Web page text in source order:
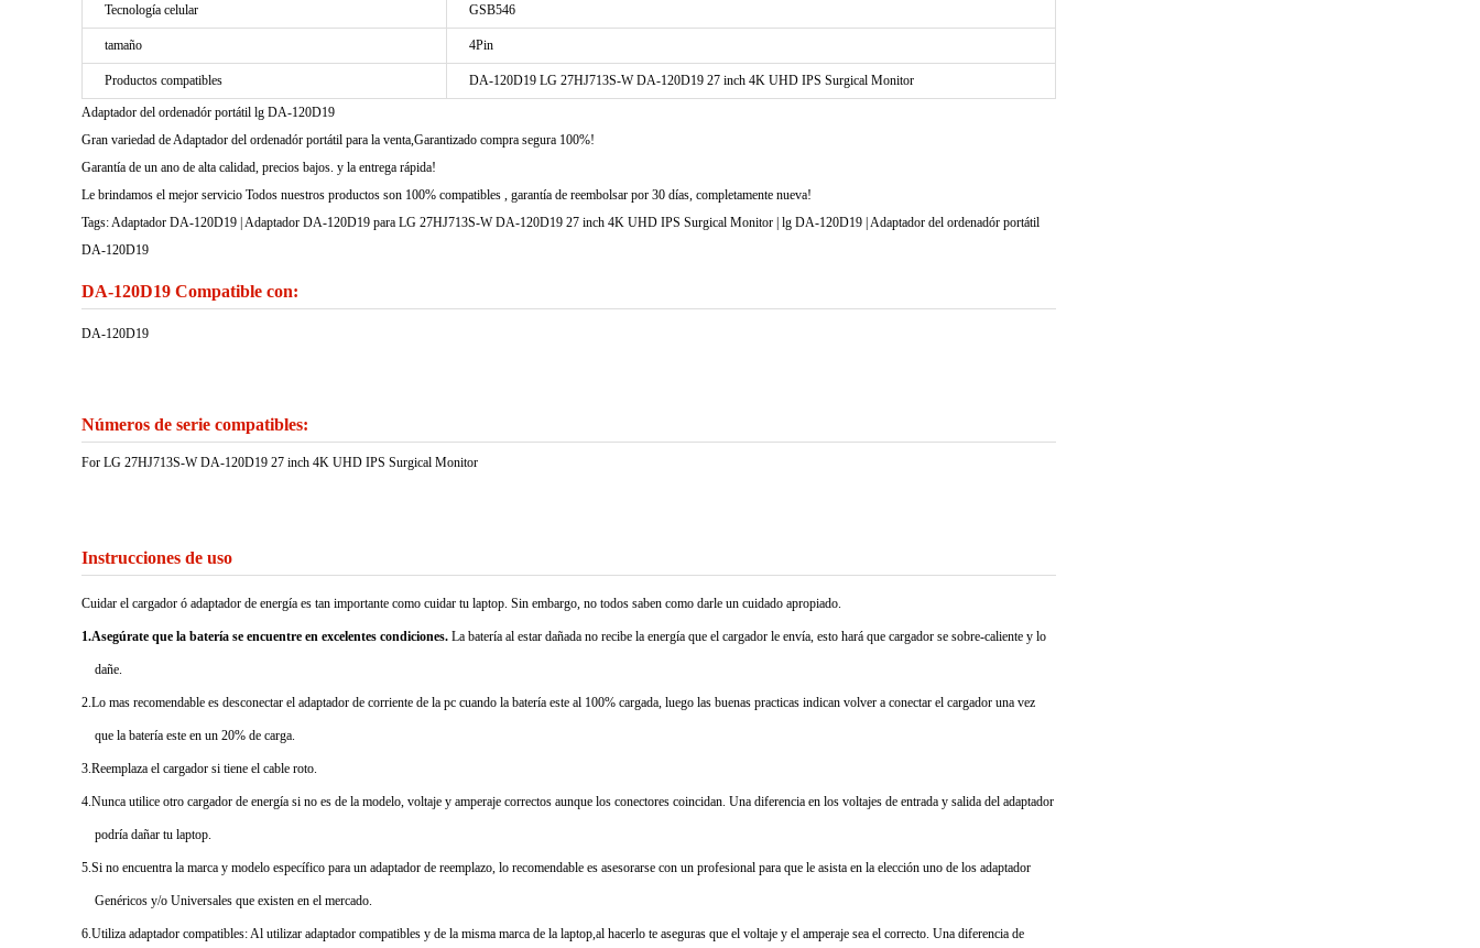
Tecnología celular GSB546
tamaño 4Pin
Productos compatibles DA-120D19 LG 27HJ713S-W DA-120D19 27 inch 4K UHD IPS Surgical Monitor
Adaptador del ordenadór portátil lg DA-120D19
Gran variedad de Adaptador del ordenadór portátil para la venta,Garantizado compra segura 100%!
Garantía de un ano de alta calidad, precios bajos. y la entrega rápida!
Le brindamos el mejor servicio Todos nuestros productos son 100% compatibles , garantía de reembolsar por 30 días, completamente nueva!
Tags: Adaptador DA-120D19 | Adaptador DA-120D19 para LG 27HJ713S-W DA-120D19 27 inch 4K UHD IPS Surgical Monitor | lg DA-120D19 | Adaptador del ordenadór portátil
DA-120D19
DA-120D19 Compatible con:
DA-120D19
Números de serie compatibles:
For LG 27HJ713S-W DA-120D19 27 inch 4K UHD IPS Surgical Monitor
Instrucciones de uso
Cuidar el cargador ó adaptador de energía es tan importante como cuidar tu laptop. Sin embargo, no todos saben como darle un cuidado apropiado.
1.Asegúrate que la batería se encuentre en excelentes condiciones. La batería al estar dañada no recibe la energía que el cargador le envía, esto hará que cargador se sobre-caliente y lo
dañe.
2.Lo mas recomendable es desconectar el adaptador de corriente de la pc cuando la batería este al 100% cargada, luego las buenas practicas indican volver a conectar el cargador una vez
que la batería este en un 20% de carga.
3.Reemplaza el cargador si tiene el cable roto.
4.Nunca utilice otro cargador de energía si no es de la modelo, voltaje y amperaje correctos aunque los conectores coincidan. Una diferencia en los voltajes de entrada y salida del adaptador
podría dañar tu laptop.
5.Si no encuentra la marca y modelo específico para un adaptador de reemplazo, lo recomendable es asesorarse con un profesional para que le asista en la elección uno de los adaptador
Genéricos y/o Universales que existen en el mercado.
6.Utiliza adaptador compatibles: Al utilizar adaptador compatibles y de la misma marca de la laptop,al hacerlo te aseguras que el voltaje y el amperaje sea el correcto. Una diferencia de